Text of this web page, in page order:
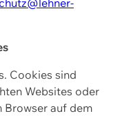
Cookies sind
Websites oder
Browser auf dem